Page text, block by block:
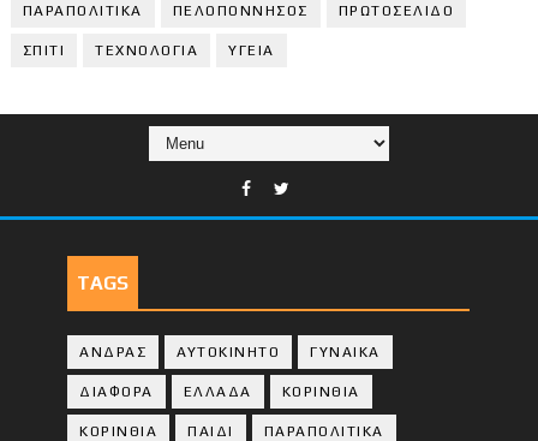
ΠΑΡΑΠΟΛΙΤΙΚΑ ΠΕΛΟΠΟΝΝΗΣΟΣ ΠΡΩΤΟΣΕΛΙΔΟ
ΣΠΙΤΙ ΤΕΧΝΟΛΟΓΙΑ ΥΓΕΙΑ
TAGS
ΑΝΔΡΑΣ ΑΥΤΟΚΙΝΗΤΟ ΓΥΝΑΙΚΑ
ΔΙΑΦΟΡΑ ΕΛΛΑΔΑ ΚΟΡΙΝΘΙΑ
ΚΟΡΙΝΘΙA ΠΑΙΔΙ ΠΑΡΑΠΟΛΙΤΙΚΑ